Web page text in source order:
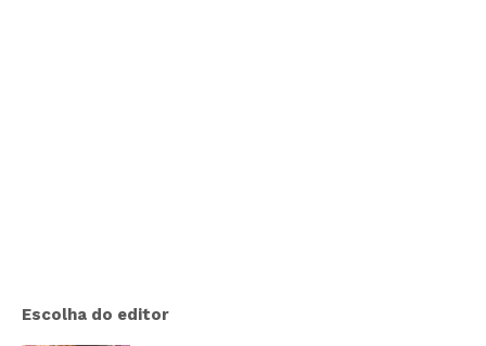
Escolha do editor